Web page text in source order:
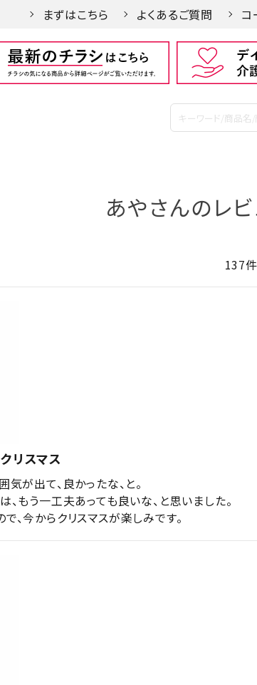
まずはこちら よくあるご質問 コ
あやさんのレ
137
リスマス
が出て、良かったな、と。
もう一工夫あっても良いな、と思いました。
、今からクリスマスが楽しみです。